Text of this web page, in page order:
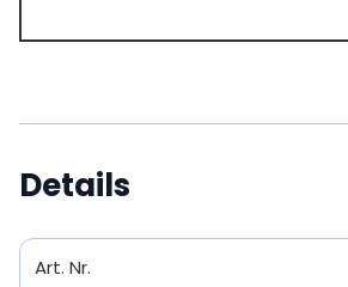
Details
Art. Nr.